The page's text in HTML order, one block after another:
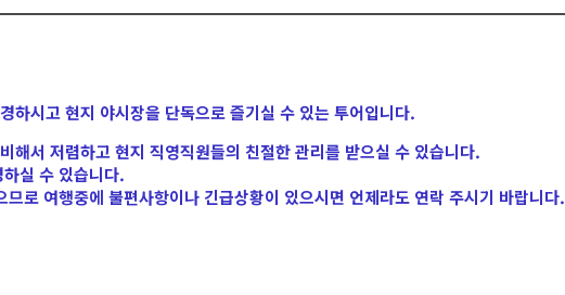
하시고 현지 야시장을 단독으로 즐기실 수 있는 투어입니다.
해서 저렴하고 현지 직영직원들의 친절한 관리를 받으실 수 있습니다.
실 수 있습니다.
로 여행중에 불편사항이나 긴급상황이 있으시면 언제라도 연락 주시기 바랍니다.